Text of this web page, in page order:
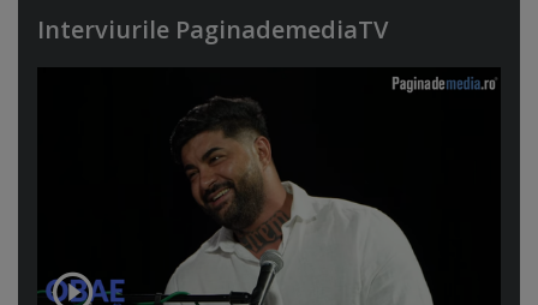
Interviurile PaginademediaTV